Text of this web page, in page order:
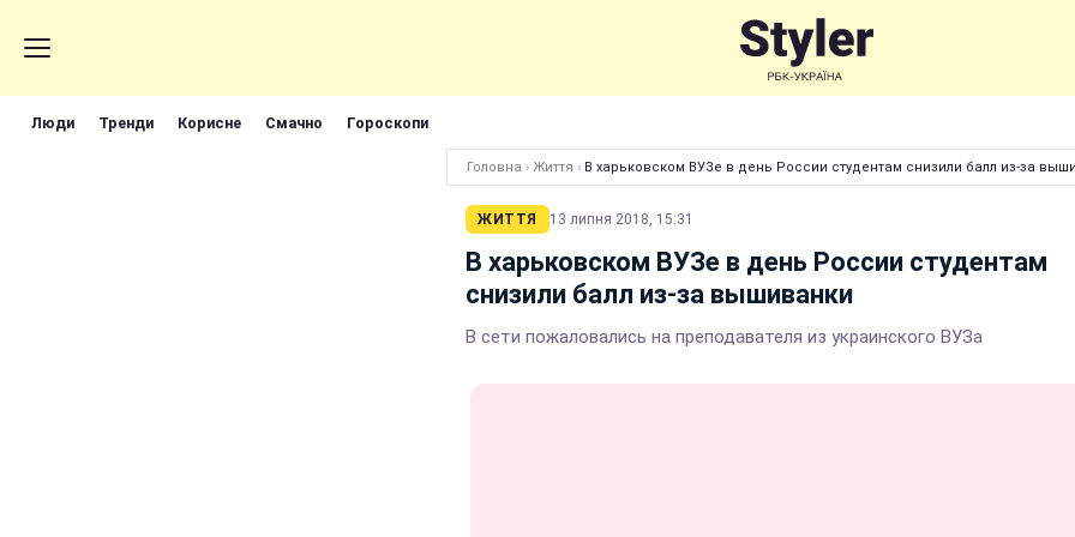
Люди Тренди Корисне Смачно Гороскопи
Головна › Життя › В харьковском ВУЗе в день России студентам снизили балл из-за
ЖИТТЯ 13 липня 2018, 15:31
В харьковском ВУЗе в день России студентам
снизили балл из-за вышиванки
В сети пожаловались на преподавателя из украинского ВУЗа